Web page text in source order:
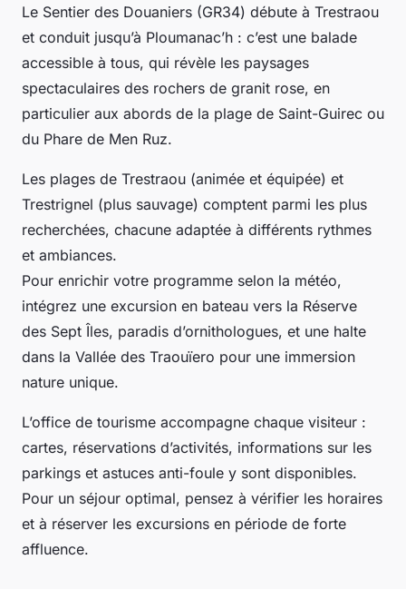
Le Sentier des Douaniers (GR34) débute à Trestraou
et conduit jusqu’à Ploumanac’h : c’est une balade
accessible à tous, qui révèle les paysages
spectaculaires des rochers de granit rose, en
particulier aux abords de la plage de Saint-Guirec ou
du Phare de Men Ruz.
Les plages de Trestraou (animée et équipée) et
Trestrignel (plus sauvage) comptent parmi les plus
recherchées, chacune adaptée à différents rythmes
et ambiances.
Pour enrichir votre programme selon la météo,
intégrez une excursion en bateau vers la Réserve
des Sept Îles, paradis d’ornithologues, et une halte
dans la Vallée des Traouïero pour une immersion
nature unique.
L’office de tourisme accompagne chaque visiteur :
cartes, réservations d’activités, informations sur les
parkings et astuces anti-foule y sont disponibles.
Pour un séjour optimal, pensez à vérifier les horaires
et à réserver les excursions en période de forte
affluence.